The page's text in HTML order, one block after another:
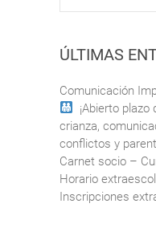
ÚLTIMAS
Comunicación
¡Abierto
crianza,
conflictos y
Carnet socio –
Horario
Inscripciones